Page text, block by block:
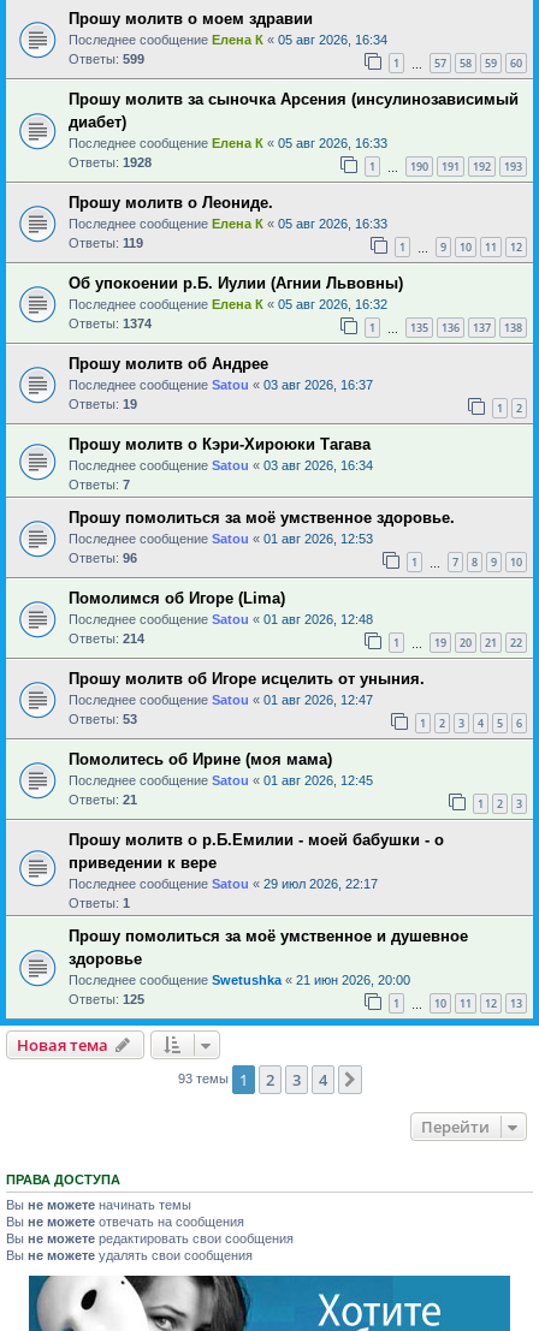
Прошу молитв о моем здравии
Последнее сообщение Елена К « 05 авг 2026, 16:34
Ответы: 599 1 57 58 59 60
Прошу молитв за сыночка Арсения (инсулинозависимый
диабет)
Последнее сообщение Елена К « 05 авг 2026, 16:33
Ответы: 1928 1 190 191 192 193
Прошу молитв о Леониде.
Последнее сообщение Елена К « 05 авг 2026, 16:33
Ответы: 119 1 9 10 11 12
Об упокоении р.Б. Иулии (Агнии Львовны)
Последнее сообщение Елена К « 05 авг 2026, 16:32
Ответы: 1374 1 135 136 137 138
Прошу молитв об Андрее
Последнее сообщение Satou « 03 авг 2026, 16:37
Ответы: 19 1 2
Прошу молитв о Кэри-Хироюки Тагава
Последнее сообщение Satou « 03 авг 2026, 16:34
Ответы: 7
Прошу помолиться за моё умственное здоровье.
Последнее сообщение Satou « 01 авг 2026, 12:53
Ответы: 96 1 7 8 9 10
Помолимся об Игоре (Lima)
Последнее сообщение Satou « 01 авг 2026, 12:48
Ответы: 214 1 19 20 21 22
Прошу молитв об Игоре исцелить от уныния.
Последнее сообщение Satou « 01 авг 2026, 12:47
Ответы: 53 1 2 3 4 5 6
Помолитесь об Ирине (моя мама)
Последнее сообщение Satou « 01 авг 2026, 12:45
Ответы: 21 1 2 3
Прошу молитв о р.Б.Емилии - моей бабушки - о
приведении к вере
Последнее сообщение Satou « 29 июл 2026, 22:17
Ответы: 1
Прошу помолиться за моё умственное и душевное
здоровье
Последнее сообщение Swetushka « 21 июн 2026, 20:00
Ответы: 125 1 10 11 12 13
Новая тема
93 темы 1 2 3 4
Перейти
ПРАВА ДОСТУПА
Вы не можете начинать темы
Вы не можете отвечать на сообщения
Вы не можете редактировать свои сообщения
Вы не можете удалять свои сообщения